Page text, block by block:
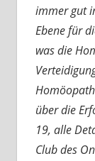
immer gut
Ebene für
was die
über die
19, alle
Club des